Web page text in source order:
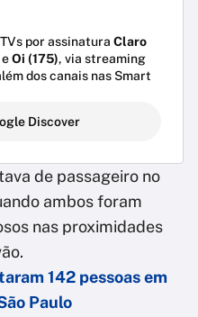
por assinatura Claro
eOi (175), via streaming
dos canais nas Smart
Discover
de passageiro no
ambos foram
nas proximidades
142 pessoas em
Paulo